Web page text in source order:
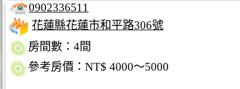
0902336511
花蓮縣花蓮市和平路306號
房間數：4間
參考房價：NT$ 4000～5000